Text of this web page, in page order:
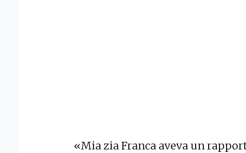
«Mia zia Franca aveva un